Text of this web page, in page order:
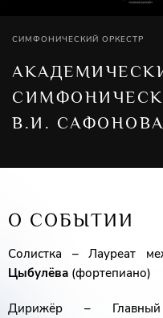
СИМФОНИЧЕСКИЙ ОРКЕСТР
В.И. САФОНОВА
О СОБЫТИИ
Солистка – Лауреат
Цыбулёва (фортепиано)
Дирижёр – Главный